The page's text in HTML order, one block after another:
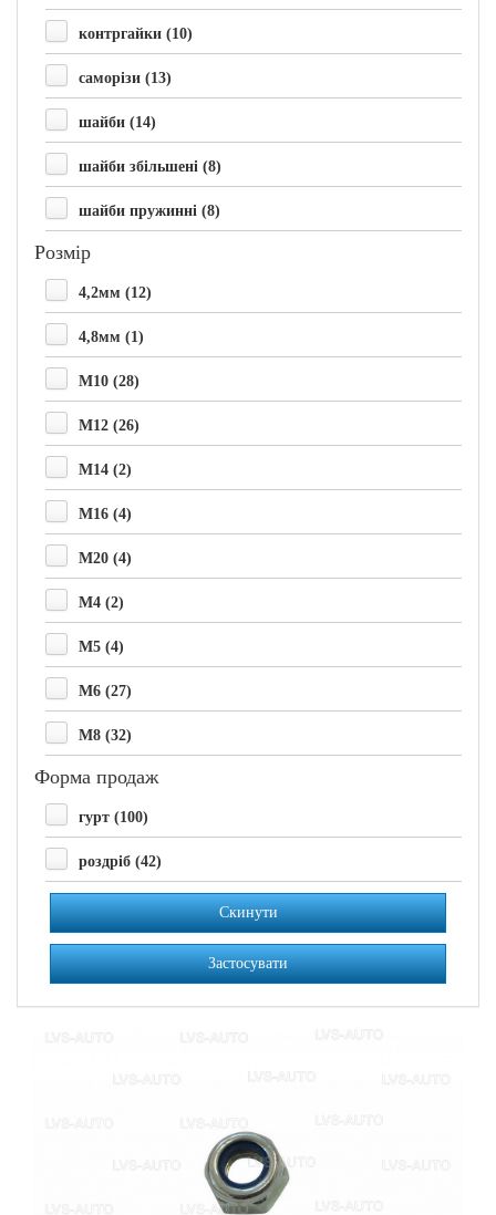
контргайки (10)
саморізи (13)
шайби (14)
шайби збільшені (8)
шайби пружинні (8)
Розмір
4,2мм (12)
4,8мм (1)
M10 (28)
M12 (26)
M14 (2)
M16 (4)
M20 (4)
M4 (2)
M5 (4)
M6 (27)
M8 (32)
Форма продаж
гурт (100)
роздріб (42)
Скинути
Застосувати